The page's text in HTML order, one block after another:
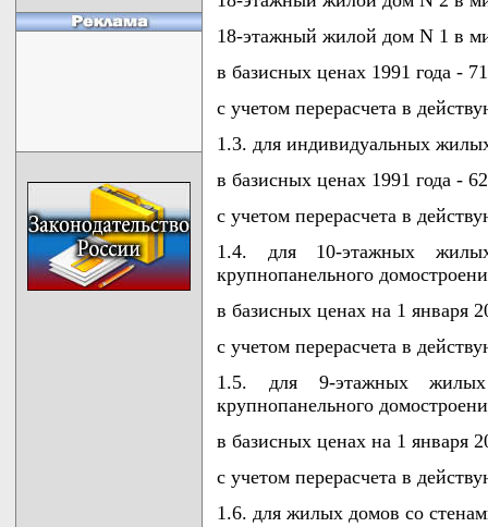
18-этажный жилой дом N 1 в
в базисных ценах 1991 года -
с учетом перерасчета в
1.3. для индивидуальных
в базисных ценах 1991 года -
с учетом перерасчета в
1.4. для 10-этажных
крупнопанельного
в базисных ценах на 1 января
с учетом перерасчета в
1.5. для 9-этажных
крупнопанельного
в базисных ценах на 1 января
с учетом перерасчета в
1.6. для жилых домов со